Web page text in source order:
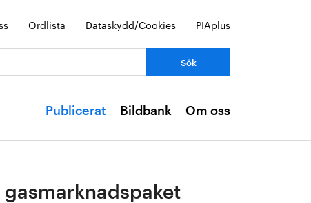
Ordlista Dataskydd/Cookies PIAplus
Publicerat Bildbank Om oss
gasmarknadspaket